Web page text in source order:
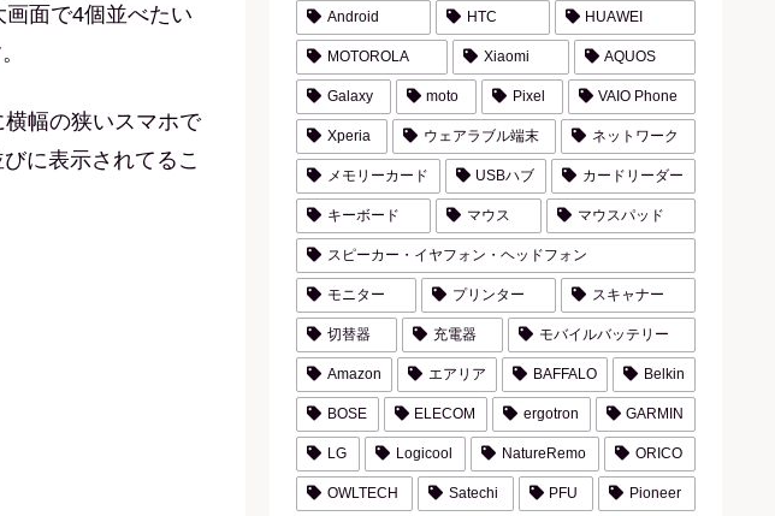
面で4個並べたい
幅の狭いスマホで
に表示されてるこ
Android HTC HUAWEI
MOTOROLA Xiaomi AQUOS
Galaxy moto Pixel VAIO Phone
Xperia ウェアラブル端末 ネットワーク
メモリーカード USBハブ カードリーダー
キーボード マウス マウスパッド
スピーカー・イヤフォン・ヘッドフォン
モニター プリンター スキャナー
切替器 充電器 モバイルバッテリー
Amazon エアリア BAFFALO Belkin
BOSE ELECOM ergotron GARMIN
LG Logicool NatureRemo ORICO
OWLTECH Satechi PFU Pioneer